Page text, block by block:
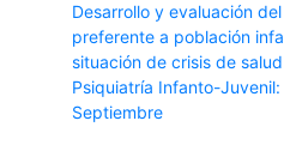
Desarrollo y evaluación
preferente a población
situación de crisis de
Psiquiatría Infanto-
Septiembre